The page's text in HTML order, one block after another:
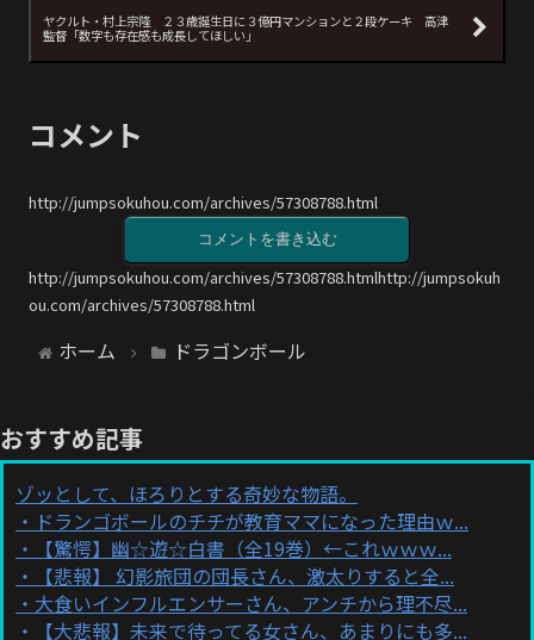
ヤクルト・村上宗隆 ２３歳誕生日に３億円マンションと２段ケーキ 高津
監督「数字も存在感も成長してほしい」
コメント
http://jumpsokuhou.com/archives/57308788.html
コメントを書き込む
http://jumpsokuhou.com/archives/57308788.htmlhttp://jumpsokuh
ou.com/archives/57308788.html
ホーム ドラゴンボール
おすすめ記事
ゾッとして、ほろりとする奇妙な物語。
ドランゴボールのチチが教育ママになった理由ｗ...
【驚愕】幽☆遊☆白書（全19巻）←これｗｗｗ...
【悲報】 幻影旅団の団長さん、激太りすると全...
大食いインフルエンサーさん、アンチから理不尽...
【大悲報】未来で待ってる女さん、あまりにも多...